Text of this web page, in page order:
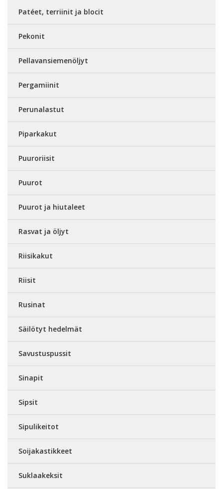
Patéet, terriinit ja blocit
Pekonit
Pellavansiemenöljyt
Pergamiinit
Perunalastut
Piparkakut
Puuroriisit
Puurot
Puurot ja hiutaleet
Rasvat ja öljyt
Riisikakut
Riisit
Rusinat
Säilötyt hedelmät
Savustuspussit
Sinapit
Sipsit
Sipulikeitot
Soijakastikkeet
Suklaakeksit